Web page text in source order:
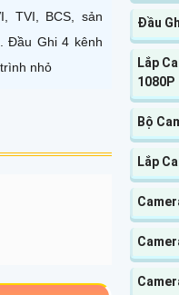
TVI, BCS, sản
Đầu Ghi 4 kênh
nhỏ
Đầu
Lắp
1080P
Bộ
Lắp